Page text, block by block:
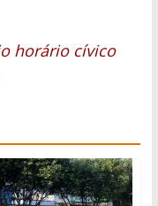
horário cívico